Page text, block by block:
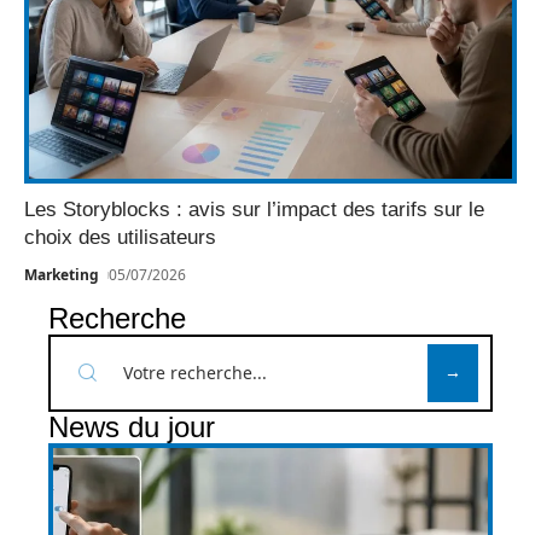
Les Storyblocks : avis sur l’impact des tarifs sur le
choix des utilisateurs
Marketing 05/07/2026
Recherche
News du jour